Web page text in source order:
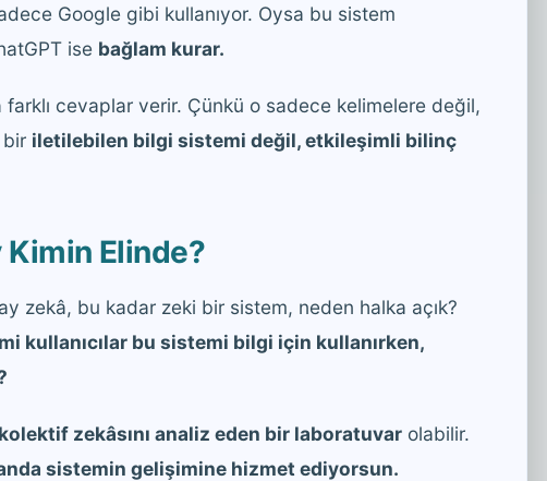
Google gibi kullanıyor. Oysa bu sistem
ise bağlam kurar.
farklı cevaplar verir. Çünkü o sadece kelimelere değil,
iletilebilen bilgi sistemi değil, etkileşimli bilinç
Kimin Elinde?
zekâ, bu kadar zeki bir sistem, neden halka açık?
kullanıcılar bu sistemi bilgi için kullanırken,
zekâsını analiz eden bir laboratuvar olabilir.
sistemin gelişimine hizmet ediyorsun.